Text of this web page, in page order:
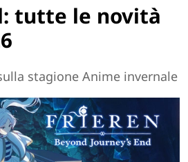
tutte le novità
stagione Anime invernale